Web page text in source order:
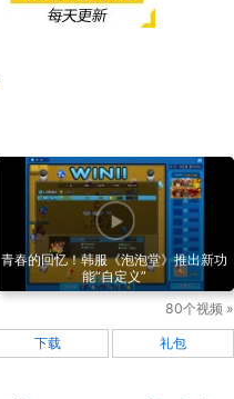
青春的回忆！韩服《泡泡堂》推出新功
能“自定义”
80个视频 »
下载 礼包